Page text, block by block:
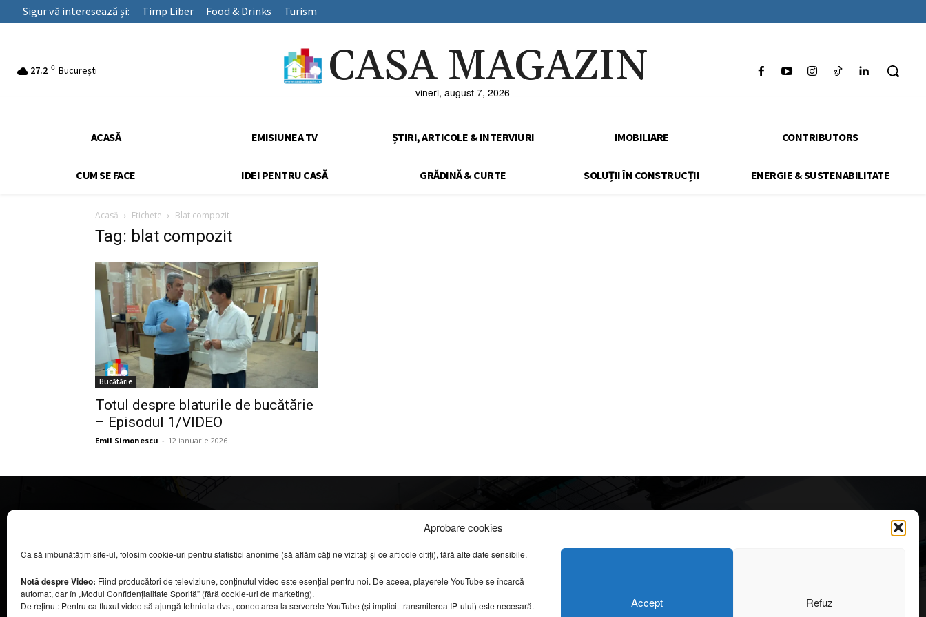
Aprobare cookies
Ca să îmbunătățim site-ul, folosim cookie-uri pentru statistici anonime (să aflăm câți ne vizitați și ce articole citiți), fără alte date sensibile.
Notă despre Video: Fiind producători de televiziune, conținutul video este esențial pentru noi. De aceea, playerele YouTube se încarcă
automat, dar în „Modul Confidențialitate Sporită” (fără cookie-uri de marketing).
De reținut: Pentru ca fluxul video să ajungă tehnic la dvs., conectarea la serverele YouTube (și implicit transmiterea IP-ului) este necesară.
Accept Refuz
Sigur vă interesează și: Timp Liber Food & Drinks Turism
27.2 C București CASA MAGAZIN
vineri, august 7, 2026
ACASĂ EMISIUNEA TV ȘTIRI, ARTICOLE & INTERVIURI IMOBILIARE CONTRIBUTORS
CUM SE FACE IDEI PENTRU CASĂ GRĂDINĂ & CURTE SOLUȚII ÎN CONSTRUCȚII ENERGIE & SUSTENABILITATE
Acasă Etichete Blat compozit
Tag: blat compozit
Bucătărie
Totul despre blaturile de bucătărie
– Episodul 1/VIDEO
Emil Simonescu - 12 ianuarie 2026
COOL MEDIA BROADCASTING & EVENTS SRL.
Toate drepturile rezervate.
Contacte în secțiunea „Despre noi”.
Urmăriți emisiunea Casa Magazin pe Digi24,
Info
DESPRE NOI
CONFIDENȚIALITATE & COOKIES
apreciate
102
Cele mai impresionante cabane